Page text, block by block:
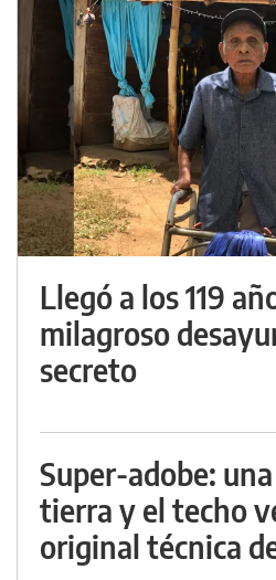
Llegó a los 119
milagroso
secreto
Super-adobe:
tierra y el techo
original técnica